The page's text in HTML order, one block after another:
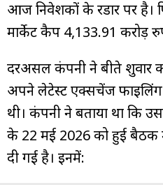
आज निवेशकों के रडार पर है।
मार्केट कैप 4,133.91 करोड़
दरअसल कंपनी ने बीते शुक्रवार
अपने लेटेस्ट एक्सचेंज फाइलिंग
थी। कंपनी ने बताया था कि
के 22 मई 2026 को हुई
दी गई है। इनमें: